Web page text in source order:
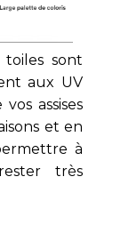
toiles sont
aux UV
assises
et en
à
très